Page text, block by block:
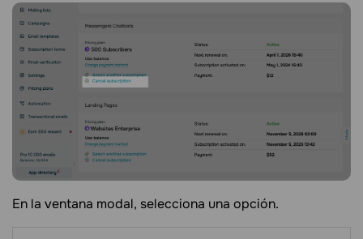
En la ventana modal, selecciona una opción.